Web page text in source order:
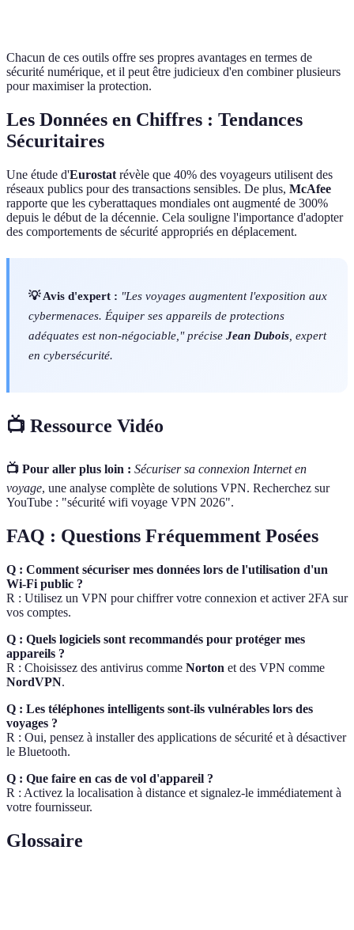
Chacun de ces outils offre ses propres avantages en termes de
sécurité numérique, et il peut être judicieux d'en combiner plusieurs
pour maximiser la protection.
Les Données en Chiffres : Tendances
Sécuritaires
Une étude d'Eurostat révèle que 40% des voyageurs utilisent des
réseaux publics pour des transactions sensibles. De plus, McAfee
rapporte que les cyberattaques mondiales ont augmenté de 300%
depuis le début de la décennie. Cela souligne l'importance d'adopter
des comportements de sécurité appropriés en déplacement.
💡 Avis d'expert : "Les voyages augmentent l'exposition aux
cybermenaces. Équiper ses appareils de protections
adéquates est non-négociable," précise Jean Dubois , expert
en cybersécurité.
📺 Ressource Vidéo
📺 Pour aller plus loin : Sécuriser sa connexion Internet en
voyage, une analyse complète de solutions VPN. Recherchez sur
YouTube : "sécurité wifi voyage VPN 2026".
FAQ : Questions Fréquemment Posées
Q : Comment sécuriser mes données lors de l'utilisation d'un
Wi-Fi public ?
R : Utilisez un VPN pour chiffrer votre connexion et activer 2FA sur
vos comptes.
Q : Quels logiciels sont recommandés pour protéger mes
appareils ?
R : Choisissez des antivirus comme Norton et des VPN comme
NordVPN.
Q : Les téléphones intelligents sont-ils vulnérables lors des
voyages ?
R : Oui, pensez à installer des applications de sécurité et à désactiver
le Bluetooth.
Q : Que faire en cas de vol d'appareil ?
R : Activez la localisation à distance et signalez-le immédiatement à
votre fournisseur.
Glossaire